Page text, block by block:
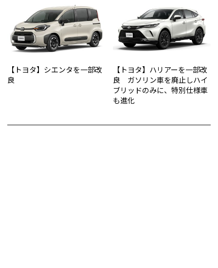
【トヨタ】シエンタを一部改
良
【トヨタ】ハリアーを一部改
良 ガソリン車を廃止しハイ
ブリッドのみに、特別仕様車
も進化